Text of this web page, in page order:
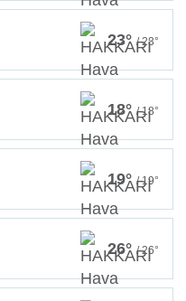
23° / 23°
18° / 18°
19° / 19°
26° / 26°